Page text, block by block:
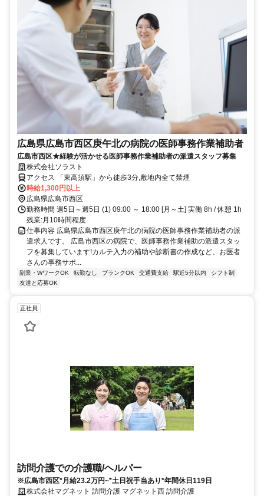
広島県広島市西区庚午北の病院の医師事務作業補助者
広島市西区★経験が活かせる医師事務作業補助者の派遣スタッフ募集
株式会社ソラスト
アクセス 「東高須駅」から徒歩3分,敷地内全て禁煙
時給1,300円以上
広島県広島市西区
勤務時間 週5日～週5日 (1) 09:00 ～ 18:00 [月～土] 実働 8h / 休憩 1h
残業:月10時間程度
仕事内容 広島県広島市西区庚午北の病院の医師事務作業補助者の派
遣求人です。 広島市西区の病院で、医師事務作業補助の派遣スタッ
フを募集しています!カルテ入力の補助や診断書の作成など、お医者
さんの事務サポ...
副業・WワークOK 転勤なし ブランクOK 交通費支給 駅近5分以内
シフト制
友達と応募OK
正社員
訪問介護での介護職/ヘルパー
※広島市西区*月給23.2万円~*土日祝手当あり*年間休日119日
株式会社マグネット 訪問介護 マグネット西 訪問介護